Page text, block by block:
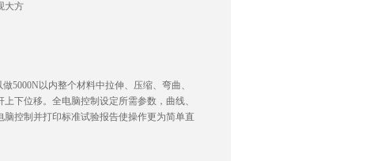
大方
5000N以内整个材料中拉伸、压缩、弯曲、
下位移。全电脑控制设定所需参数，曲线、
控制并打印标准试验报告使操作更为简单直